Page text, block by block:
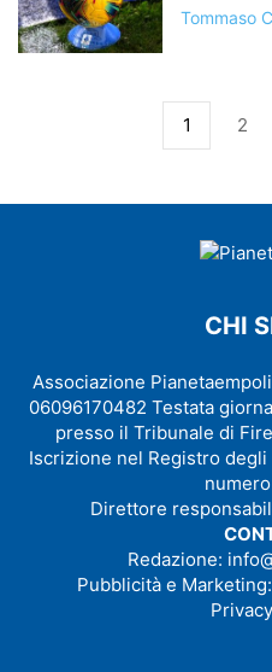
Tommaso
1 2
CHI
Associazione
06096170482 Testata
presso il Tribunale di
Iscrizione nel Registro
Direttore
Redazione:
Pubblicità e Marketing: